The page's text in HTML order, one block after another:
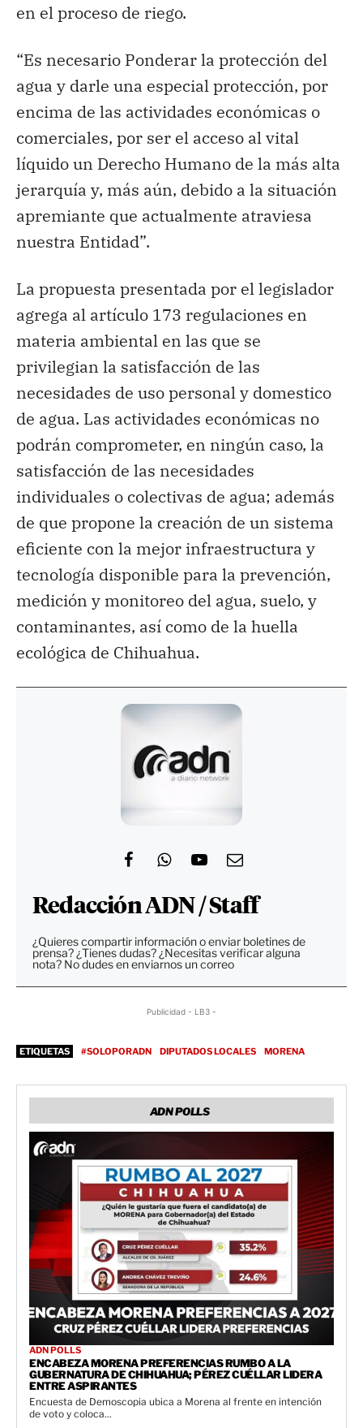
en el proceso de riego.
“Es necesario Ponderar la protección del
agua y darle una especial protección, por
encima de las actividades económicas o
comerciales, por ser el acceso al vital
líquido un Derecho Humano de la más alta
jerarquía y, más aún, debido a la situación
apremiante que actualmente atraviesa
nuestra Entidad”.
La propuesta presentada por el legislador
agrega al artículo 173 regulaciones en
materia ambiental en las que se
privilegian la satisfacción de las
necesidades de uso personal y domestico
de agua. Las actividades económicas no
podrán comprometer, en ningún caso, la
satisfacción de las necesidades
individuales o colectivas de agua; además
de que propone la creación de un sistema
eficiente con la mejor infraestructura y
tecnología disponible para la prevención,
medición y monitoreo del agua, suelo, y
contaminantes, así como de la huella
ecológica de Chihuahua.
Redacción ADN / Staff
¿Quieres compartir información o enviar boletines de
prensa? ¿Tienes dudas? ¿Necesitas verificar alguna
nota? No dudes en enviarnos un correo
Publicidad - LB3 -
ETIQUETAS #SOLOPORADN DIPUTADOS LOCALES MORENA
ADN POLLS
ADN POLLS
ENCABEZA MORENA PREFERENCIAS RUMBO A LA
GUBERNATURA DE CHIHUAHUA; PÉREZ CUÉLLAR LIDERA
ENTRE ASPIRANTES
Encuesta de Demoscopia ubica a Morena al frente en intención
de voto y coloca...